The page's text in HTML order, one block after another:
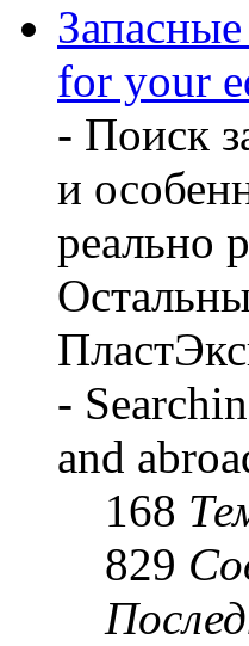
for your
- Поиск
и
реально
-
and
168
829